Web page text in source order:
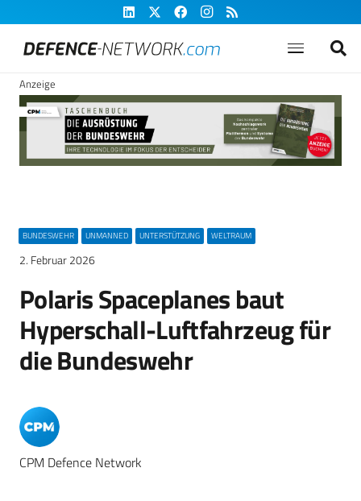
Anzeige
BUNDESWEHR UNMANNED UNTERSTÜTZUNG WELTRAUM
2. Februar 2026
Polaris Spaceplanes baut
Hyperschall-Luftfahrzeug für
die Bundeswehr
CPM Defence Network